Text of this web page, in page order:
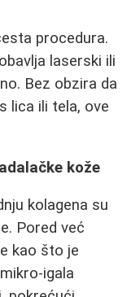
procedura.
laserski ili
Bez obzira da
s lica ili tela, ove
kože
kolagena su
Pored već
kao što je
igala